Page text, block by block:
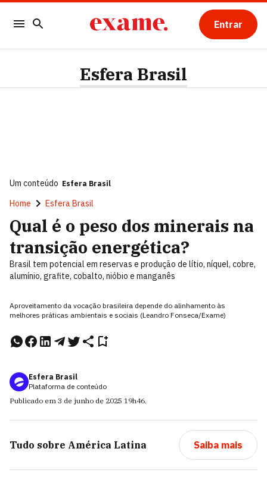
Entrar
Esfera Brasil
Um conteúdo Esfera Brasil
Home Esfera Brasil
Qual é o peso dos minerais na
transição energética?
Brasil tem potencial em reservas e produção de lítio, níquel, cobre,
alumínio, grafite, cobalto, nióbio e manganês
Aproveitamento da vocação brasileira depende do alinhamento às
melhores práticas ambientais e sociais (Leandro Fonseca/Exame)
Esfera Brasil
Plataforma de conteúdo
Publicado em 3 de junho de 2025 19h46.
Tudo sobre América Latina Saiba mais